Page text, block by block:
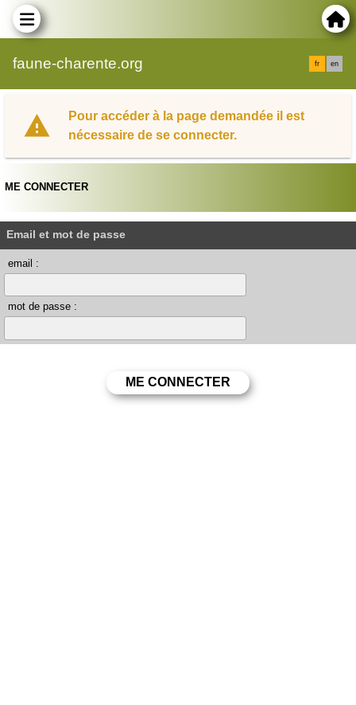
faune-charente.org fr en
Pour accéder à la page demandée il est
nécessaire de se connecter.
ME CONNECTER
Email et mot de passe
email :
mot de passe :